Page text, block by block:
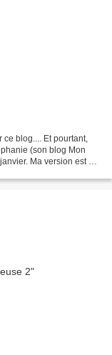
ce blog.... Et pourtant,
(son blog Mon
Ma version est un